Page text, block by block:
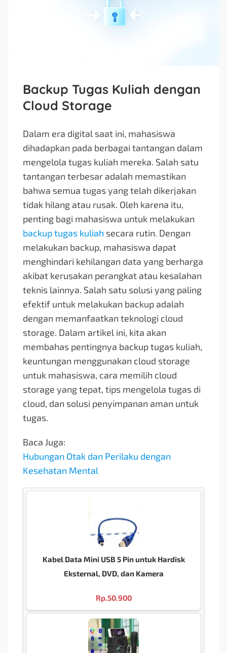
Backup Tugas Kuliah dengan
Cloud Storage
Dalam era digital saat ini, mahasiswa
dihadapkan pada berbagai tantangan dalam
mengelola tugas kuliah mereka. Salah satu
tantangan terbesar adalah memastikan
bahwa semua tugas yang telah dikerjakan
tidak hilang atau rusak. Oleh karena itu,
penting bagi mahasiswa untuk melakukan
backup tugas kuliah secara rutin. Dengan
melakukan backup, mahasiswa dapat
menghindari kehilangan data yang berharga
akibat kerusakan perangkat atau kesalahan
teknis lainnya. Salah satu solusi yang paling
efektif untuk melakukan backup adalah
dengan memanfaatkan teknologi cloud
storage. Dalam artikel ini, kita akan
membahas pentingnya backup tugas kuliah,
keuntungan menggunakan cloud storage
untuk mahasiswa, cara memilih cloud
storage yang tepat, tips mengelola tugas di
cloud, dan solusi penyimpanan aman untuk
tugas.
Baca Juga:
Hubungan Otak dan Perilaku dengan
Kesehatan Mental
Kabel Data Mini USB 5 Pin untuk Hardisk
Eksternal, DVD, dan Kamera
Rp.50.900